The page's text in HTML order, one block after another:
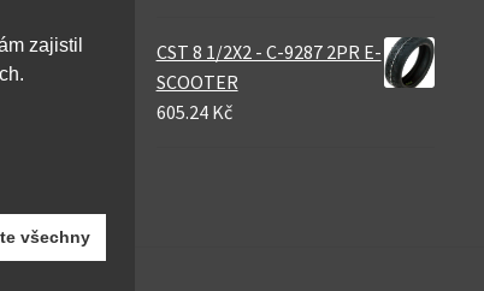
CST 8 1/2X2 - C-9287 2PR E-
SCOOTER
605.24 Kč
zajistil
všechny